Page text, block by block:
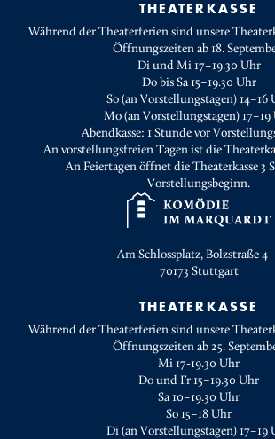
THEATERKASSE
Während der Theaterferien sind unsere
Öffnungszeiten ab 18.
Di und Mi 17–19.30 Uhr
Do bis Sa 15–19.30 Uhr
So (an Vorstellungstagen) 14–16
Mo (an Vorstellungstagen) 17–19
Abendkasse: 1 Stunde vor
An vorstellungsfreien Tagen ist die
An Feiertagen öffnet die Theaterkasse 3
Vorstellungsbeginn.
Am Schlossplatz, Bolzstraße
70173 Stuttgart
THEATERKASSE
Während der Theaterferien sind unsere
Öffnungszeiten ab 25.
Mi 17-19.30 Uhr
Do und Fr 15–19.30 Uhr
Sa 10–19.30 Uhr
So 15–18 Uhr
Di (an Vorstellungstagen) 17–19